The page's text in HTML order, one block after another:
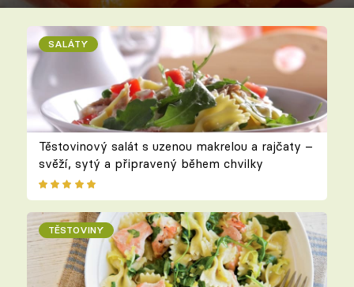
SALÁTY
Těstovinový salát s uzenou makrelou a rajčaty –
svěží, sytý a připravený během chvilky
TĚSTOVINY